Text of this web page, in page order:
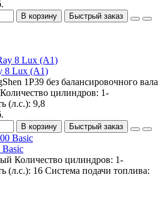
В корзину Быстрый заказ
8 Lux (A1)
1P39 без балансировочного вала
Количество цилиндров: 1-
(л.с.): 9,8
В корзину Быстрый заказ
Количество цилиндров: 1-
(л.с.): 16 Система подачи топлива: